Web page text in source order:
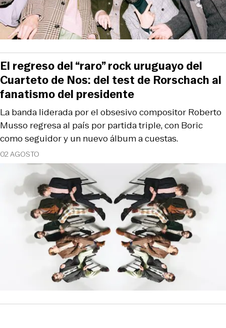
02 AGOSTO
La banda liderada por el obsesivo compositor Roberto
Musso regresa al país por partida triple, con Boric
como seguidor y un nuevo álbum a cuestas.
El regreso del “raro” rock uruguayo del
Cuarteto de Nos: del test de Rorschach al
fanatismo del presidente